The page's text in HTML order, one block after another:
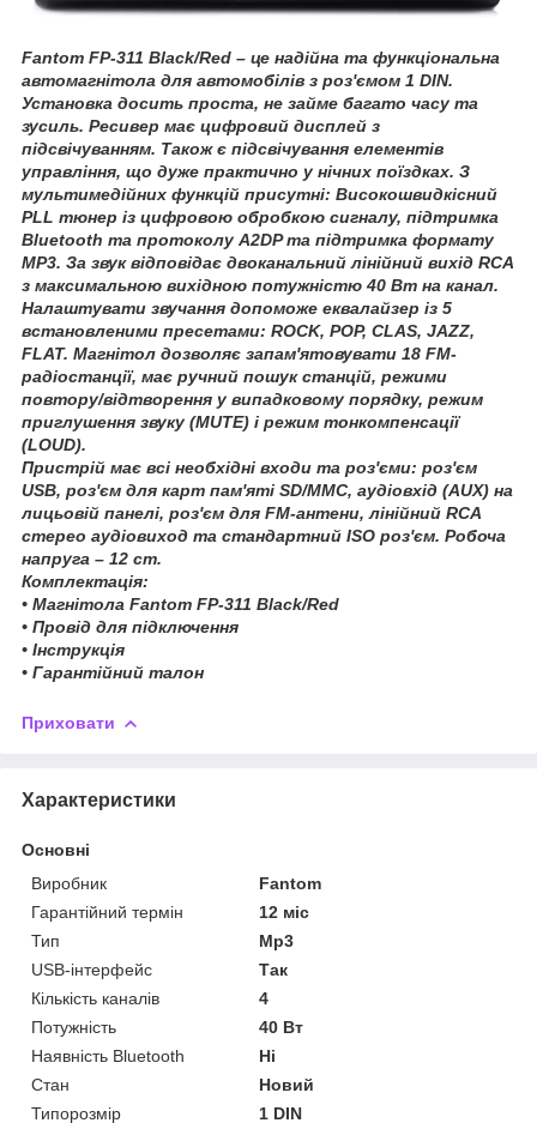
Fantom FP-311 Black/Red – це надійна та функціональна
автомагнітола для автомобілів з роз'ємом 1 DIN.
Установка досить проста, не займе багато часу та
зусиль. Ресивер має цифровий дисплей з
підсвічуванням. Також є підсвічування елементів
управління, що дуже практично у нічних поїздках. З
мультимедійних функцій присутні: Високошвидкісний
PLL тюнер із цифровою обробкою сигналу, підтримка
Bluetooth та протоколу A2DP та підтримка формату
MP3. За звук відповідає двоканальний лінійний вихід RCA
з максимальною вихідною потужністю 40 Вт на канал.
Налаштувати звучання допоможе еквалайзер із 5
встановленими пресетами: ROCK, POP, CLAS, JAZZ,
FLAT. Магнітол дозволяє запам'ятовувати 18 FM-
радіостанції, має ручний пошук станцій, режими
повтору/відтворення у випадковому порядку, режим
приглушення звуку (MUTE) і режим тонкомпенсації
(LOUD).
Пристрій має всі необхідні входи та роз'єми: роз'єм
USB, роз'єм для карт пам'яті SD/MMC, аудіовхід (AUX) на
лицьовій панелі, роз'єм для FM-антени, лінійний RCA
стерео аудіовиход та стандартний ISO роз'єм. Робоча
напруга – 12 ст.
Комплектація:
• Магнітола Fantom FP-311 Black/Red
• Провід для підключення
• Інструкція
• Гарантійний талон
Приховати
Характеристики
Основні
Виробник
Fantom
Гарантійний термін
12 міс
Тип
Mp3
USB-інтерфейс
Так
Кількість каналів
4
Потужність
40 Вт
Наявність Bluetooth
Ні
Стан
Новий
Типорозмір
1 DIN